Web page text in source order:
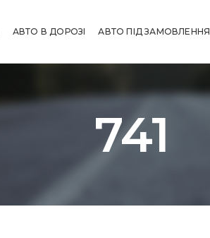
АВТО В ДОРОЗІ АВТО ПІД ЗАМОВЛЕННЯ
741